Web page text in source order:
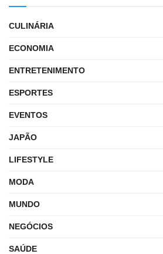
CULINÁRIA
ECONOMIA
ENTRETENIMENTO
ESPORTES
EVENTOS
JAPÃO
LIFESTYLE
MODA
MUNDO
NEGÓCIOS
SAÚDE